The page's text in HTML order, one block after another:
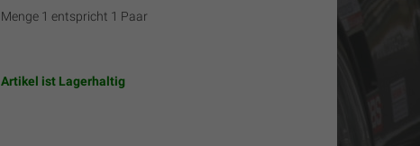
Menge 1 entspricht 1 Paar
Artikel ist Lagerhaltig